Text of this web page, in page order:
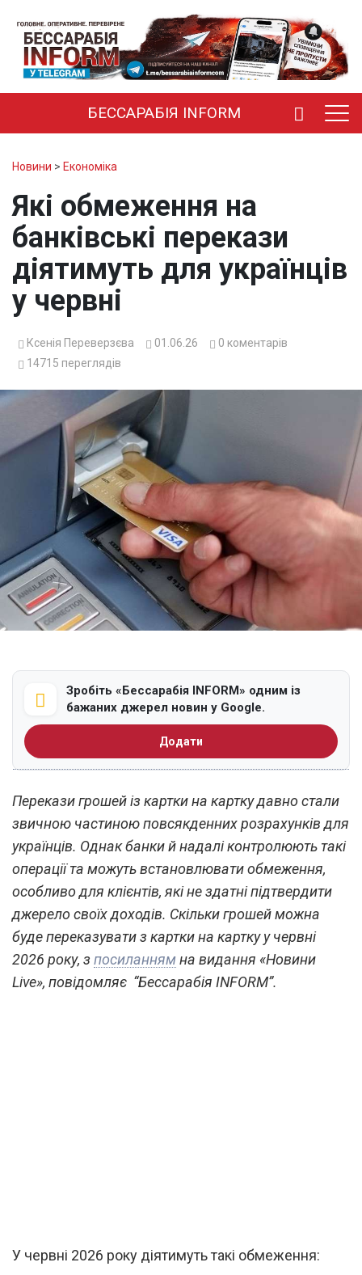
БЕССАРАБІЯ INFORM
Новини > Економіка
Які обмеження на
банківські перекази
діятимуть для українців
у червні
Ксенія Переверзєва 01.06.26 0 коментарів
14715 переглядів
Зробіть «Бессарабія INFORM» одним із
бажаних джерел новин у Google.
Додати
Перекази грошей із картки на картку давно стали
звичною частиною повсякденних розрахунків для
українців. Однак банки й надалі контролюють такі
операції та можуть встановлювати обмеження,
особливо для клієнтів, які не здатні підтвердити
джерело своїх доходів. Скільки грошей можна
буде переказувати з картки на картку у червні
2026 року, зпосиланнямна видання «Новини
Live», повідомляє “Бессарабія INFORM”.
У червні 2026 року діятимуть такі обмеження: